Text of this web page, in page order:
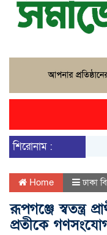
শিরোনাম :
Home ঢাকা
রূপগঞ্জে স্বতন্ত্র
প্রতীকে